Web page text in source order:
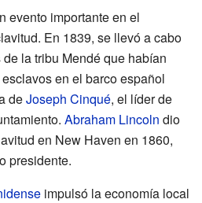
evento importante en el
En 1839, se llevó a cabo
la tribu Mendé que habían
en el barco español
deJoseph Cinqué, el líder de
Abraham Lincoln dio
en New Haven en 1860,
presidente.
impulsó la economía local